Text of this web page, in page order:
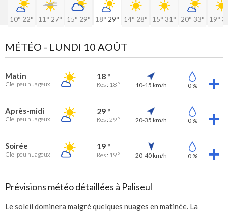
10° 22° 11° 27° 15° 29° 18° 29° 14° 28° 15° 31° 20° 33° 19°
MÉTÉO - LUNDI 10 AOÛT
Matin
Ciel peu nuageux
18 °
Res : 18 ° 10-15 km/h 0 %
Après-midi
Ciel peu nuageux
29 °
Res : 29 ° 20-35 km/h 0 %
Soirée
Ciel peu nuageux
19 °
Res : 19 ° 20-40 km/h 0 %
Prévisions météo détaillées à Paliseul
Le soleil dominera malgré quelques nuages en matinée. La